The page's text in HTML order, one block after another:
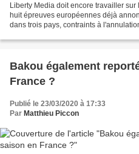
Liberty Media doit encore travailler
huit épreuves européennes déjà
dans trois pays, contraints à
Bakou également
France ?
Publié le 23/03/2020 à 17:33
Par Matthieu Piccon